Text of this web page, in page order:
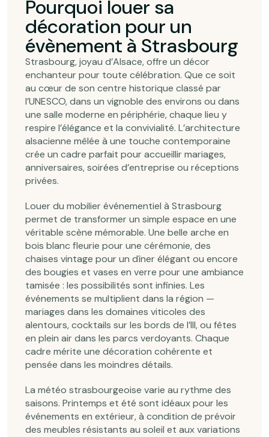
Pourquoi louer sa
décoration pour un
évènement à Strasbourg
Strasbourg, joyau d’Alsace, offre un décor
enchanteur pour toute célébration. Que ce soit
au cœur de son centre historique classé par
l’UNESCO, dans un vignoble des environs ou dans
une salle moderne en périphérie, chaque lieu y
respire l’élégance et la convivialité. L’architecture
alsacienne mêlée à une touche contemporaine
crée un cadre parfait pour accueillir mariages,
anniversaires, soirées d’entreprise ou réceptions
privées.
Louer du mobilier événementiel à Strasbourg
permet de transformer un simple espace en une
véritable scène mémorable. Une belle arche en
bois blanc fleurie pour une cérémonie, des
chaises vintage pour un dîner élégant ou encore
des bougies et vases en verre pour une ambiance
tamisée : les possibilités sont infinies. Les
événements se multiplient dans la région —
mariages dans les domaines viticoles des
alentours, cocktails sur les bords de l’Ill, ou fêtes
en plein air dans les parcs verdoyants. Chaque
cadre mérite une décoration cohérente et
pensée dans les moindres détails.
La météo strasbourgeoise varie au rythme des
saisons. Printemps et été sont idéaux pour les
événements en extérieur, à condition de prévoir
des meubles résistants au soleil et aux variations